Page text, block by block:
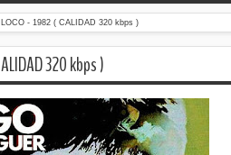
- 1982 ( CALIDAD 320 kbps )
320 kbps )